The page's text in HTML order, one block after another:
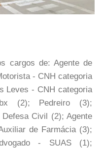
cargos de: Agente de
- CNH categoria
Leves - CNH categoria
(2); Pedreiro (3);
Civil (2); Agente
de Farmácia (3);
- SUAS (1);